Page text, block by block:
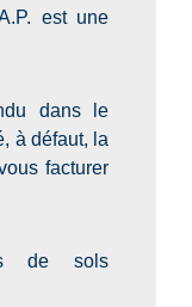
est une
dans le
à défaut, la
facturer
de sols